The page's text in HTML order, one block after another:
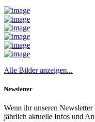
Alle Bilder anzeigen...
Newsletter
Wenn ihr unseren
jährlich aktuelle Infos und